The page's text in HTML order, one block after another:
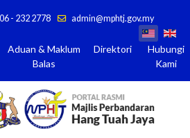
- 232 2778 admin@mphtj.gov.my
Aduan & Maklum
Balas
Direktori
Hubungi
Kami